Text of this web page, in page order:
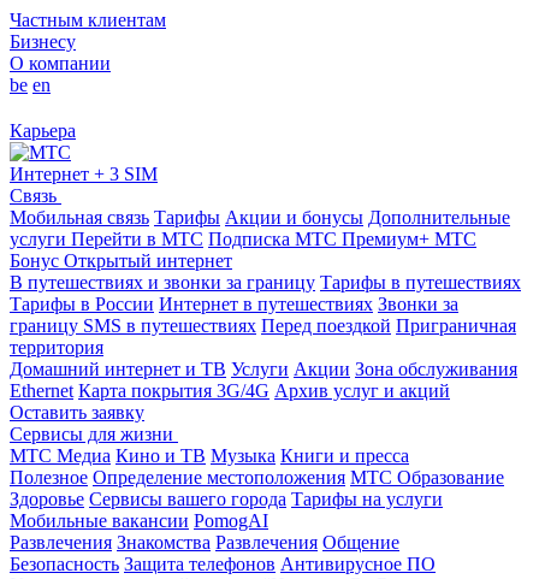
Частным клиентам
Бизнесу
О компании
be en
Карьера
Интернет + 3 SIM
Связь
Мобильная связь Тарифы Акции и бонусы Дополнительные
услуги Перейти в МТС Подписка МТС Премиум+ МТС
Бонус Открытый интернет
В путешествиях и звонки за границу Тарифы в путешествиях
Тарифы в России Интернет в путешествиях Звонки за
границу SMS в путешествиях Перед поездкой Приграничная
территория
Домашний интернет и ТВ Услуги Акции Зона обслуживания
Ethernet Карта покрытия 3G/4G Архив услуг и акций
Оставить заявку
Сервисы для жизни
МТС Медиа Кино и ТВ Музыка Книги и пресса
Полезное Определение местоположения МТС Образование
Здоровье Сервисы вашего города Тарифы на услуги
Мобильные вакансии PomogAI
Развлечения Знакомства Развлечения Общение
Безопасность Защита телефонов Антивирусное ПО